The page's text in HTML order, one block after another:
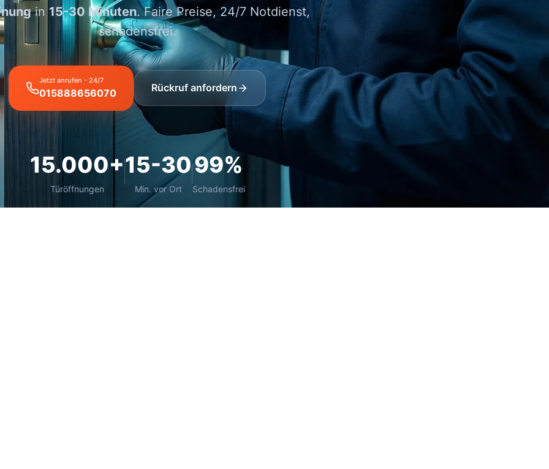
in 15-30 Minuten. Faire Preise, 24/7 Notdienst,
schadensfrei.
Jetzt anrufen - 24/7
015888656070 Rückruf anfordern
15.000+
Türöffnungen
15-30
Min. vor Ort
99%
Schadensfrei